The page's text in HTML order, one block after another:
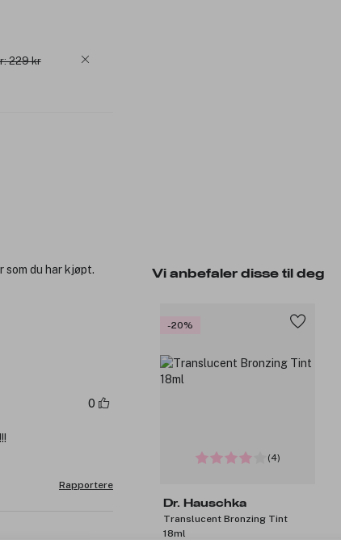
229 kr
Vi anbefaler disse til deg
-20%
(4)
Dr. Hauschka
Translucent Bronzing Tint
18ml
du har kjøpt.
0
Rapportere